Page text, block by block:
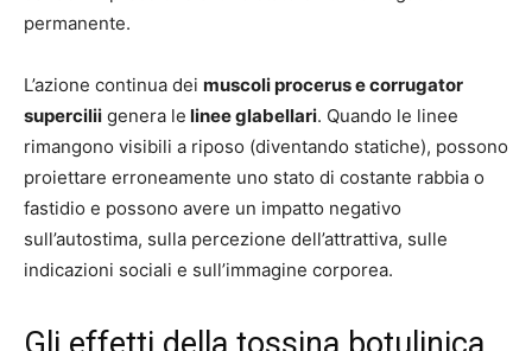
permanente.
L’azione continua dei muscoli procerus e corrugator
supercilii genera le linee glabellari. Quando le linee
rimangono visibili a riposo (diventando statiche), possono
proiettare erroneamente uno stato di costante rabbia o
fastidio e possono avere un impatto negativo
sull’autostima, sulla percezione dell’attrattiva, sulle
indicazioni sociali e sull’immagine corporea.